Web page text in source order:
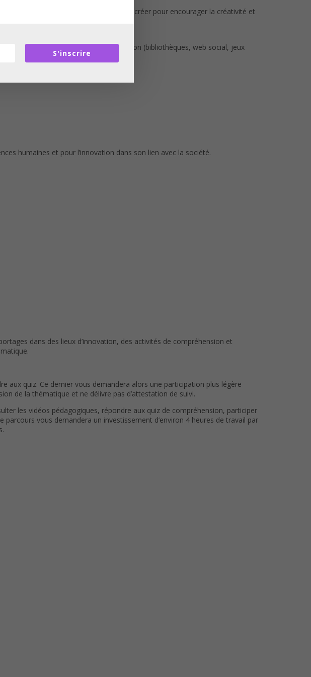
et désirabilité et aux conditions à créer pour encourager la créativité et
sociologie de la culture et de l’innovation (bibliothèques, web social, jeux
humaines et pour l’innovation dans son lien avec la société.
dans des lieux d’innovation, des activités de compréhension et
aux quiz. Ce dernier vous demandera alors une participation plus légère
de la thématique et ne délivre pas d’attestation de suivi.
les vidéos pédagogiques, répondre aux quiz de compréhension, participer
vous demandera un investissement d’environ 4 heures de travail par
S'inscrire